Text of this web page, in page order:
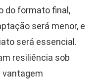
do formato final,
será menor, e
será essencial.
resiliência sob
vantagem